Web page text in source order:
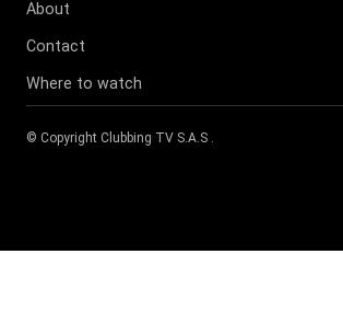
About
Contact
Where to watch
© Copyright Clubbing TV S.A.S .